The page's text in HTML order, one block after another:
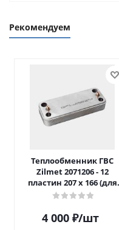
Рекомендуем
Теплообменник ГВС
Zilmet 2071206 - 12
пластин 207 x 166 (для
Luna/Eco Four после 2014)
4 000₽/шт